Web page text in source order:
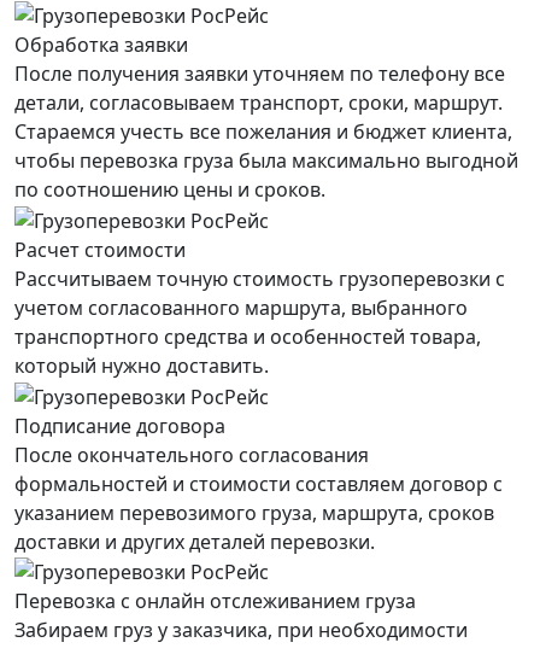
Обработка заявки
После получения заявки уточняем по телефону все
детали, согласовываем транспорт, сроки, маршрут.
Стараемся учесть все пожелания и бюджет клиента,
чтобы перевозка груза была максимально выгодной
по соотношению цены и сроков.
Расчет стоимости
Рассчитываем точную стоимость грузоперевозки с
учетом согласованного маршрута, выбранного
транспортного средства и особенностей товара,
который нужно доставить.
Подписание договора
После окончательного согласования
формальностей и стоимости составляем договор с
указанием перевозимого груза, маршрута, сроков
доставки и других деталей перевозки.
Перевозка с онлайн отслеживанием груза
Забираем груз у заказчика, при необходимости